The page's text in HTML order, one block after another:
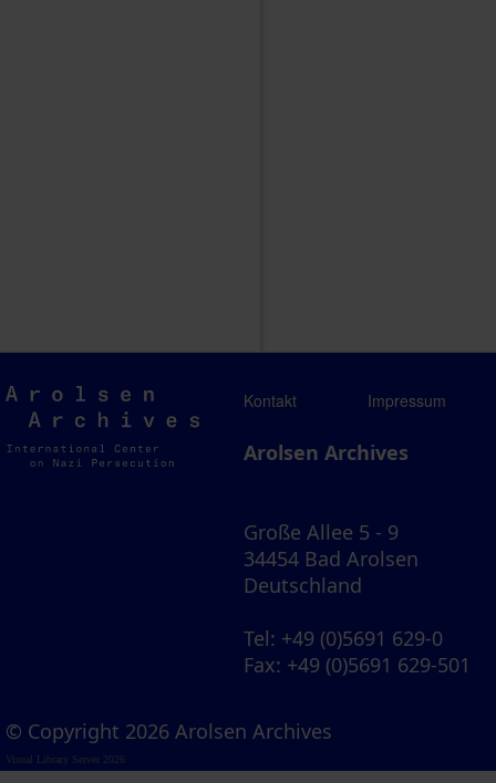
Arolsen
Archives
Kontakt Impressum
Arolsen Archives
Große Allee 5 - 9
34454 Bad Arolsen
Deutschland
Tel: +49 (0)5691 629-0
Fax: +49 (0)5691 629-501
© Copyright 2026 Arolsen Archives
Visual Library Server 2026